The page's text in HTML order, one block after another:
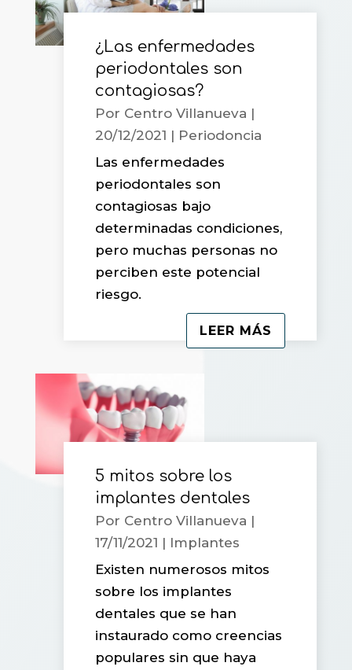
¿Las enfermedades
periodontales son
contagiosas?
Por Centro Villanueva |
20/12/2021 | Periodoncia
Las enfermedades
periodontales son
contagiosas bajo
determinadas condiciones,
pero muchas personas no
perciben este potencial
riesgo.
LEER MÁS
5 mitos sobre los
implantes dentales
Por Centro Villanueva |
17/11/2021 | Implantes
Existen numerosos mitos
sobre los implantes
dentales que se han
instaurado como creencias
populares sin que haya